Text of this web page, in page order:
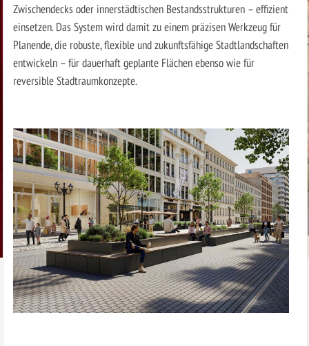
Zwischendecks oder innerstädtischen Bestandsstrukturen – effizient
einsetzen. Das System wird damit zu einem präzisen Werkzeug für
Planende, die robuste, flexible und zukunftsfähige Stadtlandschaften
entwickeln – für dauerhaft geplante Flächen ebenso wie für
reversible Stadtraumkonzepte.